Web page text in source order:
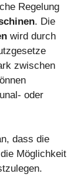
Regelung
. Die
wird durch
zwischen
oder
dass die
die Möglichkeit